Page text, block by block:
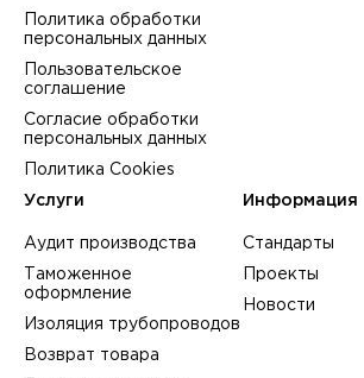
Политика обработки
персональных данных
Пользовательское
соглашение
Согласие обработки
персональных данных
Политика Cookies
Услуги
Аудит производства
Таможенное
оформление
Изоляция трубопроводов
Возврат товара
Информация
Стандарты
Проекты
Новости